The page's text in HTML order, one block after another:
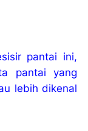
pantai ini,
pantai yang
lebih dikenal